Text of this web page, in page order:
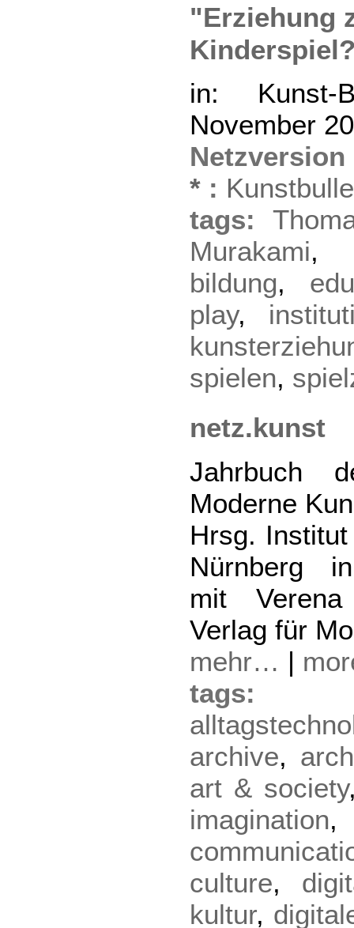
"Erziehung
in: Kunst-
November
Netzversion
* :
tags:
Murakami
bildung,
play,
spielen,
netz.kunst
Jahrbuch
Moderne
Hrsg.
Nürnberg
mit
Verlag für
mehr… |
archive,
art & society
imagination
culture,
kultur,